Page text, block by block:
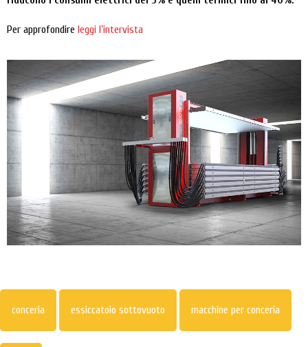
Per approfondire leggi l’intervista
conceria essiccatoio sottovuoto macchine per conceria